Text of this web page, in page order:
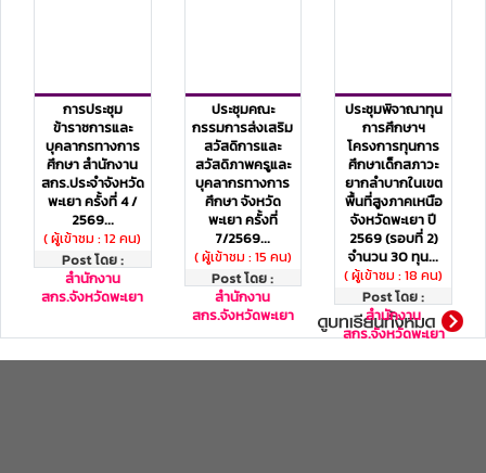
การประชุม
ข้าราชการและ
บุคลากรทางการ
ศึกษา สำนักงาน
สกร.ประจำจังหวัด
พะเยา ครั้งที่ 4 /
2569...
( ผู้เข้าชม : 12 คน)
Post โดย :
สำนักงาน
สกร.จังหวัดพะเยา
ประชุมคณะ
กรรมการส่งเสริม
สวัสดิการและ
สวัสดิภาพครูและ
บุคลากรทางการ
ศึกษา จังหวัด
พะเยา ครั้งที่
7/2569...
( ผู้เข้าชม : 15 คน)
Post โดย :
สำนักงาน
สกร.จังหวัดพะเยา
ประชุมพิจาณาทุน
การศึกษาฯ
โครงการทุนการ
ศึกษาเด็กสภาวะ
ยากลำบากในเขต
พื้นที่สูงภาคเหนือ
จังหวัดพะเยา ปี
2569 (รอบที่ 2)
จำนวน 30 ทุน...
( ผู้เข้าชม : 18 คน)
Post โดย :
สำนักงาน
สกร.จังหวัดพะเยา